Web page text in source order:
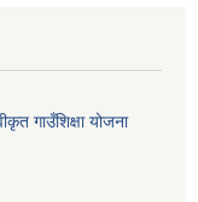
गाउँशिक्षा योजना